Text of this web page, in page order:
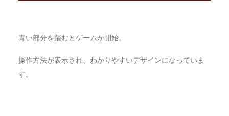
青い部分を踏むとゲームが開始。
操作方法が表示され、わかりやすいデザインになっていま
す。